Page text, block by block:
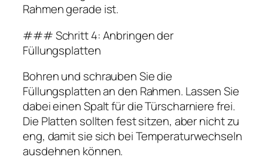
Rahmen gerade ist.
### Schritt 4: Anbringen der
Füllungsplatten
Bohren und schrauben Sie die
Füllungsplatten an den Rahmen. Lassen Sie
dabei einen Spalt für die Türscharniere frei.
Die Platten sollten fest sitzen, aber nicht zu
eng, damit sie sich bei Temperaturwechseln
ausdehnen können.